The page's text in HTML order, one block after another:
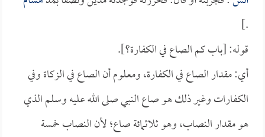
.]
قوله: [باب كم الصاع في الكفارة؟].
أي: مقدار الصاع في الكفارة، ومعلوم أن الصاع في الزكاة وفي
الكفارات وغير ذلك هو صاع النبي صلى الله عليه وسلم الذي
هو مقدار النصاب، وهو ثلاثمائة صاع؛ لأن النصاب خمسة